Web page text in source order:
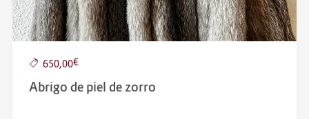
650,00€
Abrigo de piel de zorro